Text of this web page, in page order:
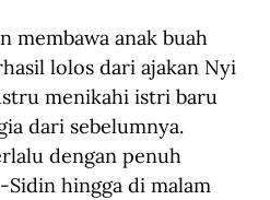
membawa anak buah
lolos dari ajakan Nyi
menikahi istri baru
dari sebelumnya.
dengan penuh
Sidin hingga di malam